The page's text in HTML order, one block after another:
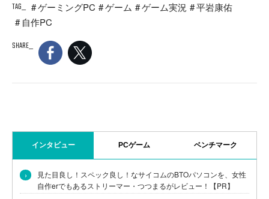
TAG
ゲーミングPC ゲーム ゲーム実況
平岩康佑
自作PC
SHARE
インタビュー PCゲーム ベンチマーク
›
見た目良し！スペック良し！なサイコムのBTOパソコンを、女性
自作erでもあるストリーマー・つつまるがレビュー！【PR】